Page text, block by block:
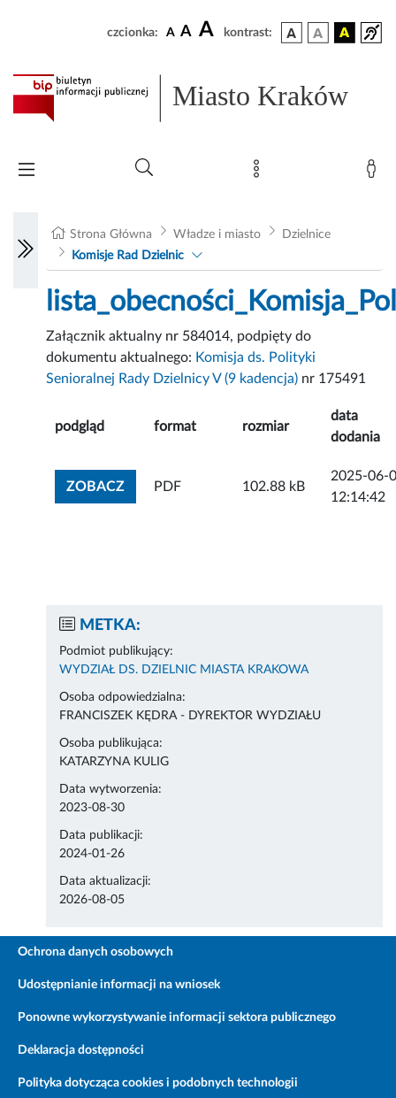
czcionka: A A A kontrast:
Miasto Kraków
Strona Główna Władze i miasto
Dzielnice
Komisje Rad Dzielnic
Załącznik aktualny nr 584014, podpięty do
dokumentu aktualnego: Komisja ds. Polityki
Senioralnej Rady Dzielnicy V (9 kadencja) nr 175491
podgląd format rozmiar
data
dodania
ZOBACZZOBACZ ZAŁĄCZNIK
PDF 102.88 kB
2025-06-
12:14:42
METKA:
Podmiot publikujący:
WYDZIAŁ DS. DZIELNIC MIASTA KRAKOWA
Osoba odpowiedzialna:
FRANCISZEK KĘDRA - DYREKTOR WYDZIAŁU
Osoba publikująca:
KATARZYNA KULIG
Data wytworzenia:
2023-08-30
Data publikacji:
2024-01-26
Data aktualizacji:
2026-08-05
Ochrona danych osobowych
Udostępnianie informacji na wniosek
Ponowne wykorzystywanie informacji sektora publicznego
Deklaracja dostępności
Polityka dotycząca cookies i podobnych technologii